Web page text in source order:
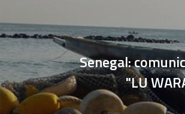
Senegal:
"LU